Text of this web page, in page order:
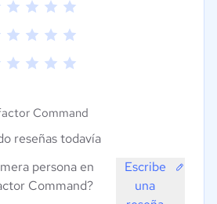
Command
reseñas todavía
persona en
Command?
Escribe
una